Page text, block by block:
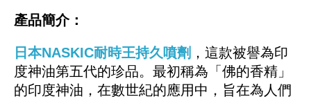
產品簡介：
日本NASKIC耐時王持久噴劑 ，這款被譽為印
度神油第五代的珍品。最初稱為「佛的香精」
的印度神油，在數世紀的應用中，旨在為人們